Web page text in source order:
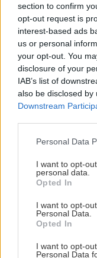
section to confirm
opt-out request is
interest-based ads
us or personal
your opt-out. You
disclosure of your
IAB’s list of
also be disclosed
Downstream
Please note that
not limited to your
grant or deny
use your data for
consent section.
Personal Data
I want to opt-
personal data.
Opted In
I want to opt-
Personal Data.
Opted In
I want to opt-
Personal Data